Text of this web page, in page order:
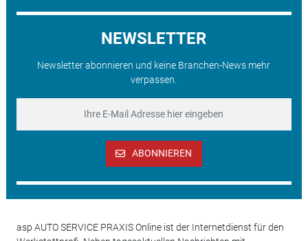
NEWSLETTER
Newsletter abonnieren und keine Branchen-News mehr
verpassen.
ABONNIEREN
asp AUTO SERVICE PRAXIS Online ist der Internetdienst für den